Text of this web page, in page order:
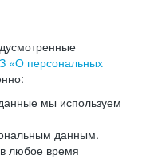
«О персональных
мы используем
данным.
любое время